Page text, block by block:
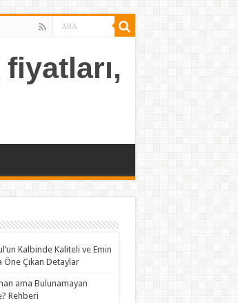
Kalbinde Kaliteli ve Emin
Çıkan Detaylar
ama Bulunamayan
Rehberi